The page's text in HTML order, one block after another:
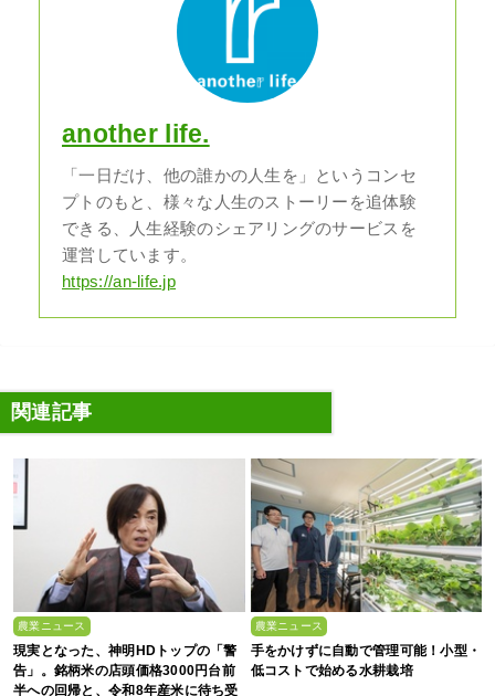
another life.
「一日だけ、他の誰かの人生を」というコンセ
プトのもと、様々な人生のストーリーを追体験
できる、人生経験のシェアリングのサービスを
運営しています。
https://an-life.jp
関連記事
農業ニュース
現実となった、神明HDトップの「警
告」。銘柄米の店頭価格3000円台前
半への回帰と、令和8年産米に待ち受
農業ニュース
手をかけずに自動で管理可能！小型・
低コストで始める水耕栽培